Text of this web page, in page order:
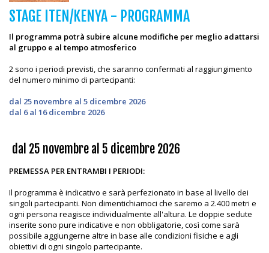
STAGE ITEN/KENYA - PROGRAMMA
Il programma potrà subire alcune modifiche per meglio adattarsi
al gruppo e al tempo atmosferico
2 sono i periodi previsti, che saranno confermati al raggiungimento
del numero minimo di partecipanti:
dal 25 novembre al 5 dicembre 2026
dal 6 al 16 dicembre 2026
dal 25 novembre al 5 dicembre 2026
PREMESSA PER ENTRAMBI I PERIODI:
Il programma è indicativo e sarà perfezionato in base al livello dei
singoli partecipanti. Non dimentichiamoci che saremo a 2.400 metri e
ogni persona reagisce individualmente all'altura. Le doppie sedute
inserite sono pure indicative e non obbligatorie, così come sarà
possibile aggiungerne altre in base alle condizioni fisiche e agli
obiettivi di ogni singolo partecipante.